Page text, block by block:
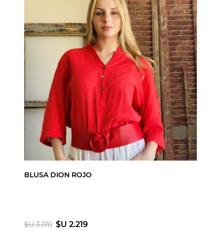
BLUSA DION ROJO
$U 3.170 $U 2.219